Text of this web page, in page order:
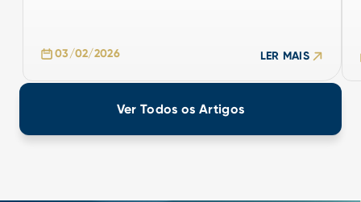
03/02/2026 LER MAIS
Ver Todos os Artigos